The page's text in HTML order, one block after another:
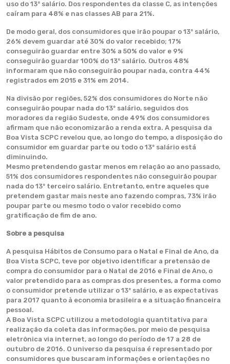
uso do 13º salário. Dos respondentes da classe C, as intenções
caíram para 48% e nas classes AB para 21%.
De modo geral, dos consumidores que irão poupar o 13º salário,
26% devem guardar até 30% do valor recebido; 17%
conseguirão guardar entre 30% a 50% do valor e 9%
conseguirão guardar 100% do 13º salário. Outros 48%
informaram que não conseguirão poupar nada, contra 44%
registrados em 2015 e 31% em 2014.
Na divisão por regiões, 52% dos consumidores do Norte não
conseguirão poupar nada do 13º salário, seguidos dos
moradores da região Sudeste, onde 49% dos consumidores
afirmam que não economizarão a renda extra. A pesquisa da
Boa Vista SCPC revelou que, ao longo do tempo, a disposição do
consumidor em guardar parte ou todo o 13º salário está
diminuindo.
Mesmo pretendendo gastar menos em relação ao ano passado,
51% dos consumidores respondentes não conseguirão poupar
nada do 13º terceiro salário. Entretanto, entre aqueles que
pretendem gastar mais neste ano fazendo compras, 73% irão
poupar parte ou mesmo todo o valor recebido como
gratificação de fim de ano.
Sobre a pesquisa
A pesquisa Hábitos de Consumo para o Natal e Final de Ano, da
Boa Vista SCPC, teve por objetivo identificar a pretensão de
compra do consumidor para o Natal de 2016 e Final de Ano, o
valor pretendido para as compras dos presentes, a forma como
o consumidor pretende utilizar o 13º salário, e as expectativas
para 2017 quanto à economia brasileira e a situação financeira
pessoal.
A Boa Vista SCPC utilizou a metodologia quantitativa para
realização da coleta das informações, por meio de pesquisa
eletrônica via internet, ao longo do período de 17 a 28 de
outubro de 2016. O universo da pesquisa é representado por
consumidores que buscaram informações e orientações no